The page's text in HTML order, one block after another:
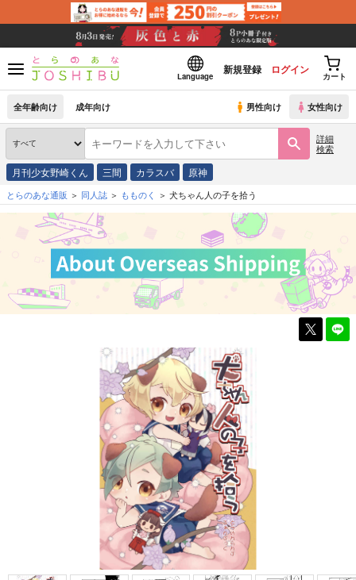
Language
新規登録 ログイン
カート
全年齢向け 成年向け 男性向け 女性向け
詳細
検索
月刊少女野崎くん 三間 カラスバ 原神
とらのあな通販 同人誌 もものく 犬ちゃん人の子を拾う